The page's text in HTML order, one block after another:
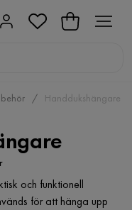
Handdukshängare
och funktionell
för att hänga upp